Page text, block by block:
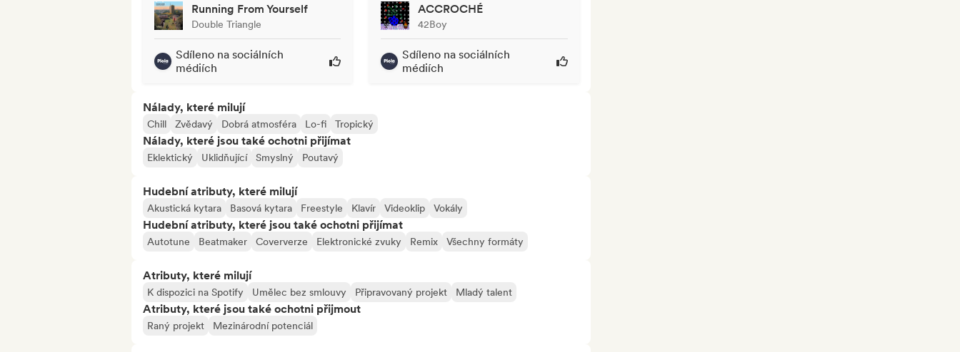
Running From Yourself
Double Triangle
Sdíleno na sociálních
médiích
ACCROCHÉ
42Boy
Sdíleno na sociálních
médiích
Nálady, které milují
Chill Zvědavý Dobrá atmosféra Lo-fi Tropický
Nálady, které jsou také ochotni přijímat
Eklektický Uklidňující Smyslný Poutavý
Hudební atributy, které milují
Akustická kytara Basová kytara Freestyle Klavír Videoklip Vokály
Hudební atributy, které jsou také ochotni přijímat
Autotune Beatmaker Coververze Elektronické zvuky Remix Všechny formáty
Atributy, které milují
K dispozici na Spotify Umělec bez smlouvy Připravovaný projekt Mladý talent
Atributy, které jsou také ochotni přijmout
Raný projekt Mezinárodní potenciál